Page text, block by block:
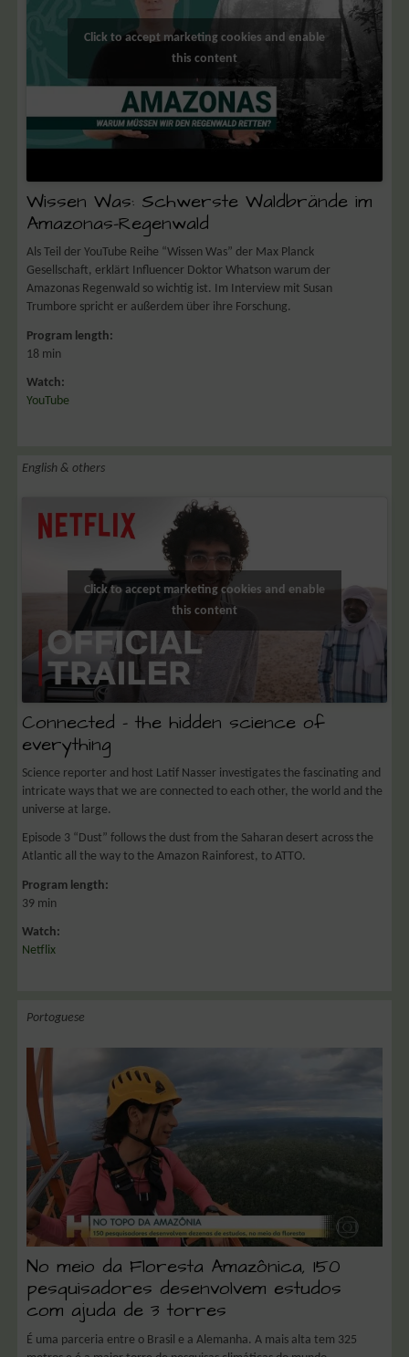
Click to accept marketing cookies and enable
this content
Wissen Was: Schwerste Waldbrände im
Amazonas-Regenwald
Als Teil der YouTube Reihe “Wissen Was” der Max Planck
Gesellschaft, erklärt Influencer Doktor Whatson warum der
Amazonas Regenwald so wichtig ist. Im Interview mit Susan
Trumbore spricht er außerdem über ihre Forschung.
Program length:
18 min
Watch:
YouTube
English & others
Click to accept marketing cookies and enable
this content
Connected – the hidden science of
everything
Science reporter and host Latif Nasser investigates the fascinating and
intricate ways that we are connected to each other, the world and the
universe at large.
Episode 3 “Dust” follows the dust from the Saharan desert across the
Atlantic all the way to the Amazon Rainforest, to ATTO.
Program length:
39 min
Watch:
Netflix
Portoguese
No meio da Floresta Amazônica, 150
pesquisadores desenvolvem estudos
com ajuda de 3 torres
É uma parceria entre o Brasil e a Alemanha. A mais alta tem 325